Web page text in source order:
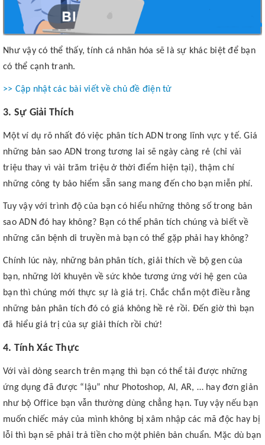
Như vậy có thể thấy, tính cá nhân hóa sẽ là sự khác biệt để bạn
có thể cạnh tranh.
>> Cập nhật các bài viết về chủ đề điện tử
3. Sự Giải Thích
Một ví dụ rõ nhất đó việc phân tích ADN trong lĩnh vực y tế. Giá
những bản sao ADN trong tương lai sẽ ngày càng rẻ (chỉ vài
triệu thay vì vài trăm triệu ở thời điểm hiện tại), thậm chí
những công ty bảo hiểm sẵn sang mang đến cho bạn miễn phí.
Tuy vậy với trình độ của bạn có hiểu những thông số trong bản
sao ADN đó hay không? Bạn có thể phân tích chúng và biết về
những căn bệnh di truyền mà bạn có thể gặp phải hay không?
Chính lúc này, những bản phân tích, giải thích về bộ gen của
bạn, những lời khuyên về sức khỏe tương ứng với hệ gen của
bạn thì chúng mới thực sự là giá trị. Chắc chắn một điều rằng
những bản phân tích đó có giá không hề rẻ rồi. Đến giờ thì bạn
đã hiểu giá trị của sự giải thích rồi chứ!
4. Tính Xác Thực
Với vài dòng search trên mạng thì bạn có thể tải được những
ứng dụng đã được “lậu” như Photoshop, AI, AR, … hay đơn giản
như bộ Office bạn vẫn thường dùng chẳng hạn. Tuy vậy nếu bạn
muốn chiếc máy của mình không bị xâm nhập các mã độc hay bị
lỗi thì bạn sẽ phải trả tiền cho một phiên bản chuẩn. Mặc dù bạn